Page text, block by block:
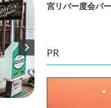
宮リバー度会パ
PR